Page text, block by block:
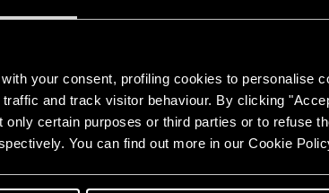
your consent, profiling cookies to personalise
and track visitor behaviour. By clicking
only certain purposes or third parties or to refuse
You can find out more in our Cookie
20L RS. Sản phẩm này được thiết kế với các